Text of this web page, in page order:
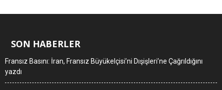
SON HABERLER
Fransız Basını: İran, Fransız Büyükelçisi’ni Dışişleri’ne Çağrıldığını
yazdı